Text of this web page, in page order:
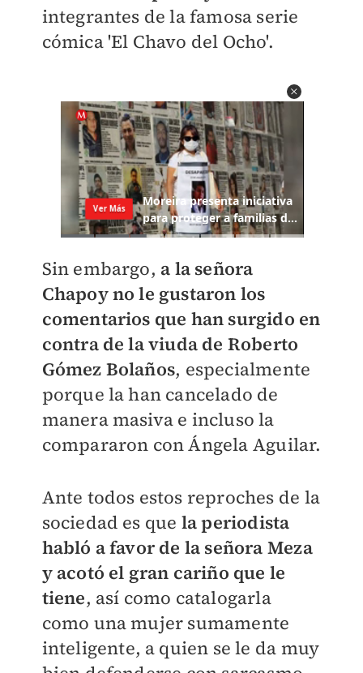
integrantes de la famosa serie
cómica 'El Chavo del Ocho'.
Sin embargo, a la señora
Chapoy no le gustaron los
comentarios que han surgido en
contra de la viuda de Roberto
Gómez Bolaños, especialmente
porque la han cancelado de
manera masiva e incluso la
compararon con Ángela Aguilar.
Ante todos estos reproches de la
sociedad es que la periodista
habló a favor de la señora Meza
y acotó el gran cariño que le
tiene, así como catalogarla
como una mujer sumamente
inteligente, a quien se le da muy